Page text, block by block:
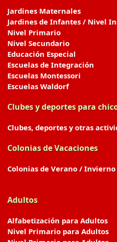
Jardines Maternales
Jardines de Infantes / Nivel
Nivel Primario
Nivel Secundario
Educación Especial
Escuelas de Integración
Escuelas Montessori
Escuelas Waldorf
Clubes y deportes para
Clubes, deportes y otras
Colonias de Vacaciones
Colonias de Verano / Invierno
Adultos
Alfabetización para Adultos
Nivel Primario para Adultos